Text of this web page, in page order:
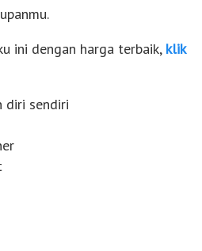
ini dengan harga terbaik, klik
diri sendiri